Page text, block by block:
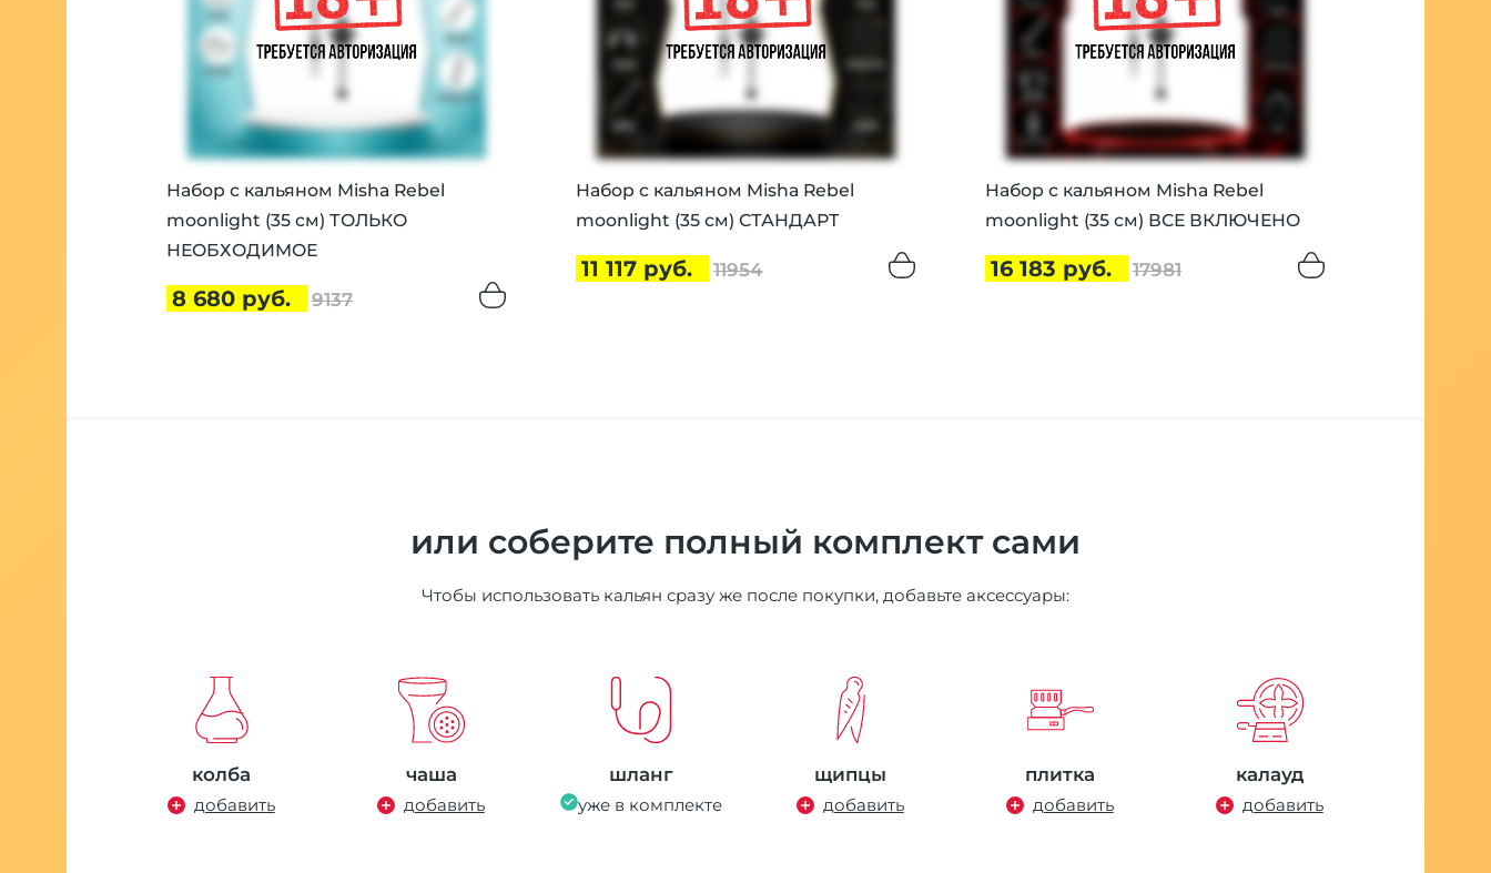
Набор с кальяном Misha Rebel
moonlight (35 см) ТОЛЬКО
НЕОБХОДИМОЕ
8 680 руб. 9137
Набор с кальяном Misha Rebel
moonlight (35 см) СТАНДАРТ
11 117 руб. 11954
Набор с кальяном Misha Rebel
moonlight (35 см) ВСЕ ВКЛЮЧЕНО
16 183 руб. 17981
или соберите полный комплект сами
Чтобы использовать кальян сразу же после покупки, добавьте аксессуары:
колба
добавить
чаша
добавить
шланг
уже в комплекте
щипцы
добавить
плитка
добавить
калауд
добавить